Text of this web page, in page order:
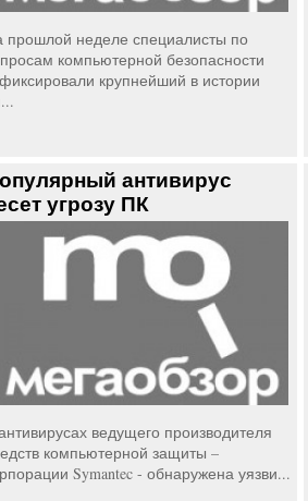
прошлой неделе специалисты по
компьютерной безопасности
крупнейший в истории
антивирус
угрозу ПК
ведущего производителя
компьютерной защиты –
Symantec - обнаружена уязви...